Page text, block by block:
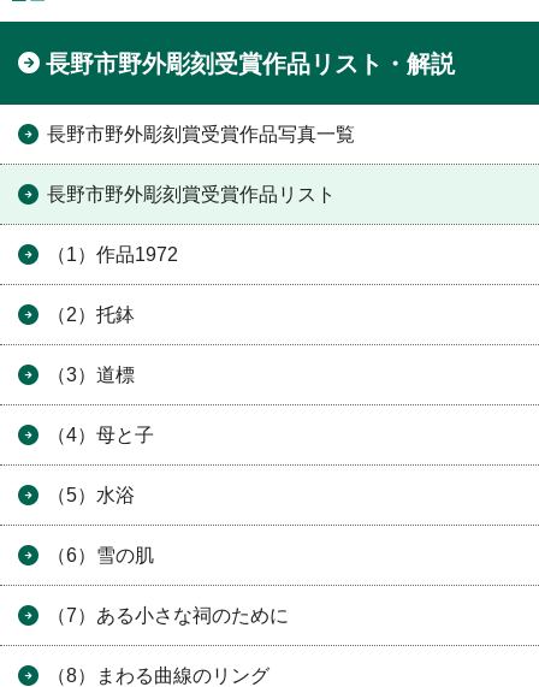
長野市野外彫刻受賞作品リスト・解説
長野市野外彫刻賞受賞作品写真一覧
長野市野外彫刻賞受賞作品リスト
（1）作品1972
（2）托鉢
（3）道標
（4）母と子
（5）水浴
（6）雪の肌
（7）ある小さな祠のために
（8）まわる曲線のリング